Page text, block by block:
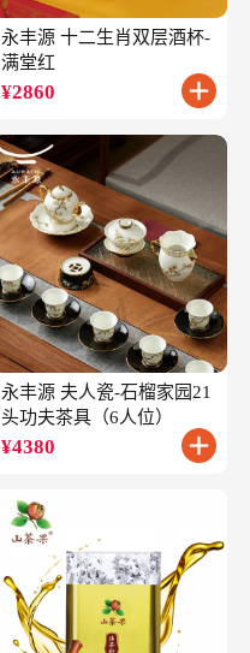
永丰源 十二生肖双层酒杯-
满堂红
¥2860
永丰源 夫人瓷-石榴家园21
头功夫茶具（6人位）
¥4380